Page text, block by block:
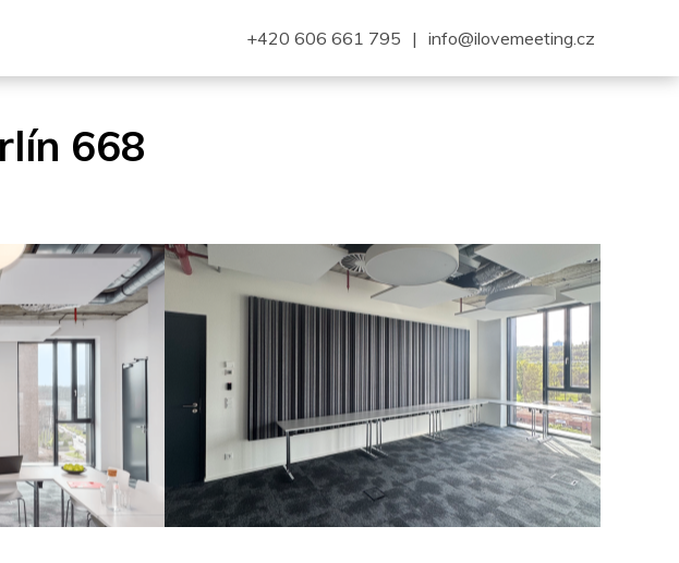
+420 606 661 795 | info@ilovemeeting.cz
668